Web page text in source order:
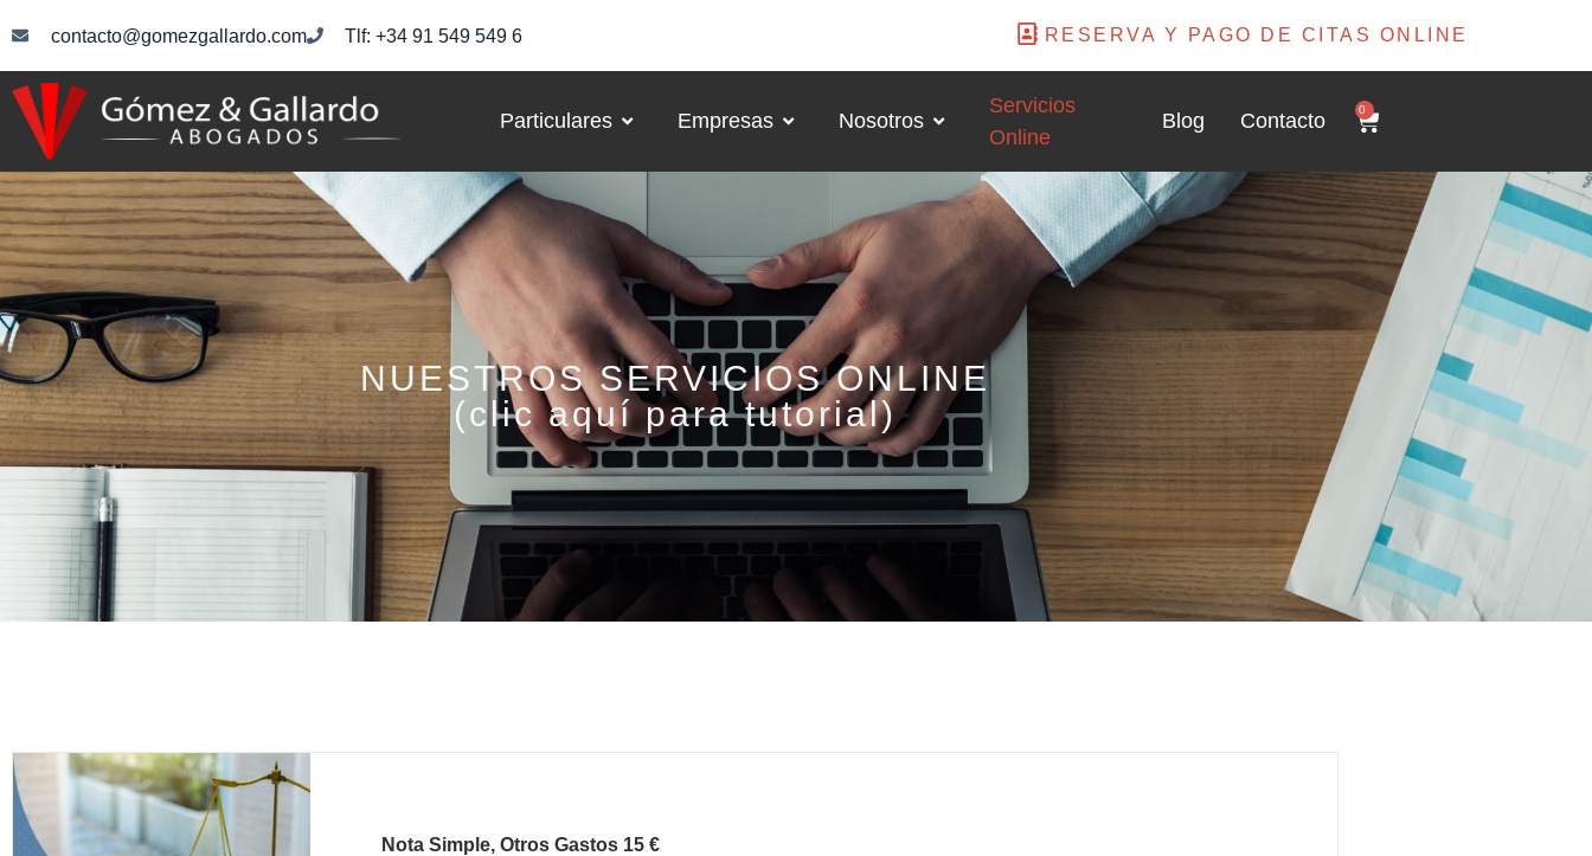
contacto@gomezgallardo.com Tlf: +34 91 549 549 6 RESERVA Y PAGO DE CITAS ONLINE
Particulares Empresas Nosotros
Servicios
Online
Blog Contacto 0
NUESTROS SERVICIOS ONLINE
(clic aquí para tutorial)
Nota Simple, Otros Gastos 15 €